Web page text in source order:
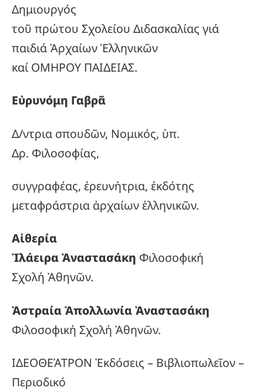
Δημιουργός
τοῦ πρώτου Σχολείου Διδασκαλίας γιά
παιδιά Ἀρχαίων Ἑλληνικῶν
καί ΟΜΗΡΟΥ ΠΑΙΔΕΙΑΣ.
Εὐρυνόμη Γαβρᾶ
Δ/ντρια σπουδῶν, Νομικός, ὑπ.
Δρ. Φιλοσοφίας,
συγγραφέας, ἐρευνήτρια, ἐκδότης
μεταφράστρια ἀρχαίων ἑλληνικῶν.
Αἰθερία
Ἰλάειρα Ἀναστασάκη Φιλοσοφική
Σχολή Ἀθηνῶν.
Ἀστραία Ἀπολλωνία Ἀναστασάκη
Φιλοσοφική Σχολή Ἀθηνῶν.
ΙΔΕΟΘΕΆΤΡΟΝ Ἐκδόσεις – Βιβλιοπωλεῖον –
Περιοδικό